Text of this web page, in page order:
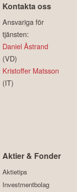
Kontakta oss
Ansvariga för
tjänsten:
Daniel Åstrand
(VD)
Kristoffer Matsson
(IT)
Aktier & Fonder
Aktietips
Investmentbolag